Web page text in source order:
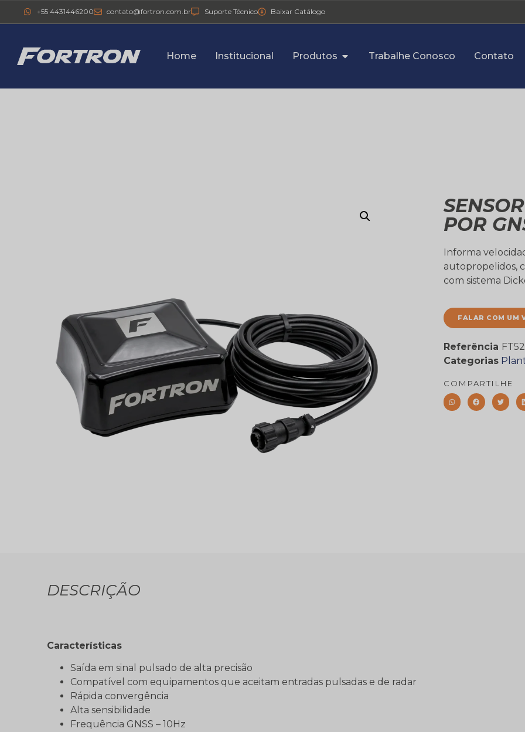
+55 4431446200 contato@fortron.com.br Suporte Técnico Baixar Catálogo
Home Institucional Produtos Trabalhe Conosco Contato
POR
Informa
autopropelidos,
com sistema
FALAR COM UM
Referência
Categorias
COMPARTILHE
DESCRIÇÃO
Características
Saída em sinal pulsado de alta precisão
Compatível com equipamentos que aceitam entradas pulsadas e de radar
Rápida convergência
Alta sensibilidade
Frequência GNSS – 10Hz